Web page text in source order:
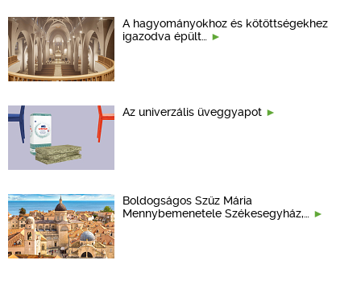
A hagyományokhoz és kötöttségekhez
igazodva épült…
Az univerzális üveggyapot
Boldogságos Szűz Mária
Mennybemenetele Székesegyház,…